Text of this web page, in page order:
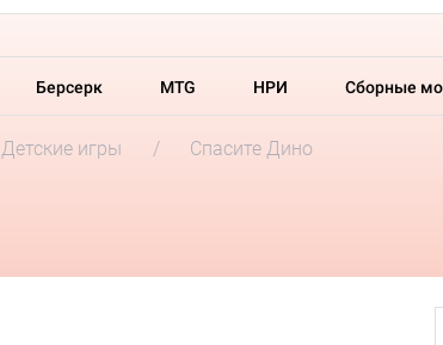
Берсерк MTG НРИ Сборные
Детские игры Спасите Дино